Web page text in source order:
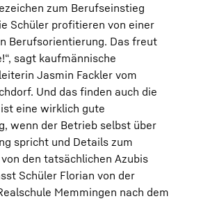
zum Berufseinstieg
Schüler profitieren von einer
Berufsorientierung. Das freut
sagt kaufmännische
Jasmin Fackler vom
Und das finden auch die
ist eine wirklich gute
wenn der Betrieb selbst über
spricht und Details zum
den tatsächlichen Azubis
Schüler Florian von der
Memmingen nach dem